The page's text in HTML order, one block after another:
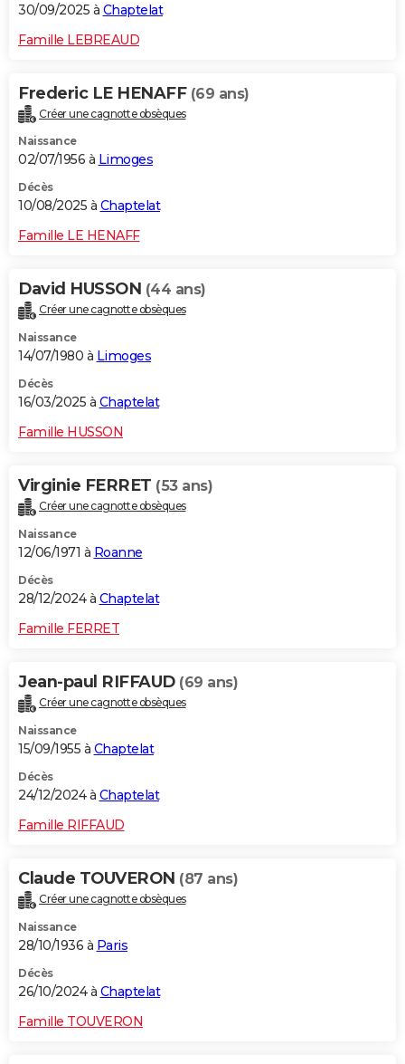
30/09/2025 à Chaptelat
Famille LEBREAUD
Frederic LE HENAFF (69 ans)
Créer une cagnotte obsèques
Naissance
02/07/1956 à Limoges
Décès
10/08/2025 à Chaptelat
Famille LE HENAFF
David HUSSON (44 ans)
Créer une cagnotte obsèques
Naissance
14/07/1980 à Limoges
Décès
16/03/2025 à Chaptelat
Famille HUSSON
Virginie FERRET (53 ans)
Créer une cagnotte obsèques
Naissance
12/06/1971 à Roanne
Décès
28/12/2024 à Chaptelat
Famille FERRET
Jean-paul RIFFAUD (69 ans)
Créer une cagnotte obsèques
Naissance
15/09/1955 à Chaptelat
Décès
24/12/2024 à Chaptelat
Famille RIFFAUD
Claude TOUVERON (87 ans)
Créer une cagnotte obsèques
Naissance
28/10/1936 à Paris
Décès
26/10/2024 à Chaptelat
Famille TOUVERON